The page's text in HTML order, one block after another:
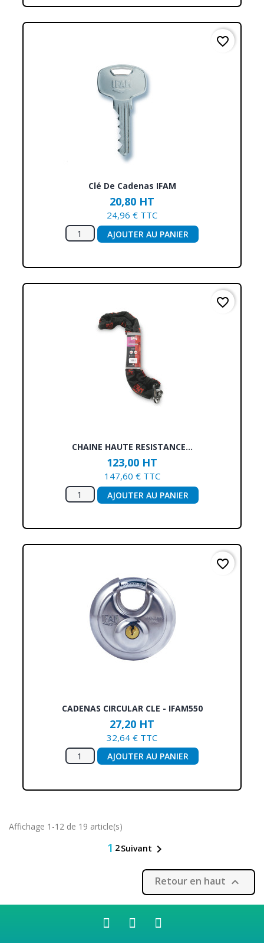
Clé De Cadenas IFAM
20,80 HT
24,96 € TTC
AJOUTER AU PANIER
favorite_border
CHAINE HAUTE RESISTANCE...
123,00 HT
147,60 € TTC
AJOUTER AU PANIER
favorite_border
CADENAS CIRCULAR CLE - IFAM550
27,20 HT
32,64 € TTC
AJOUTER AU PANIER
favorite_border
Affichage 1-12 de 19 article(s)
1 2Suivant 
Retour en haut 